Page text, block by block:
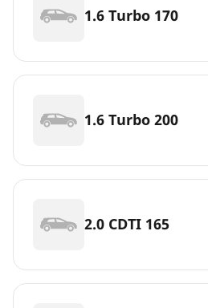
1.6 Turbo 170
1.6 Turbo 200
2.0 CDTI 165